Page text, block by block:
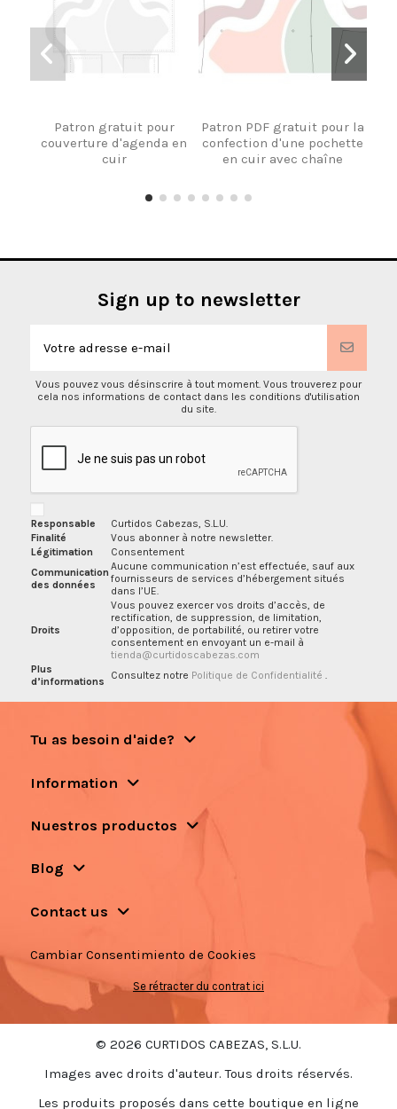
Patron gratuit pour
couverture d'agenda en
cuir
Patron PDF gratuit pour la
confection d'une pochette
en cuir avec chaîne
Sign up to newsletter
Vous pouvez vous désinscrire à tout moment. Vous trouverez pour
cela nos informations de contact dans les conditions d'utilisation
du site.
Responsable
Curtidos Cabezas, S.L.U.
Finalité
Vous abonner à notre newsletter.
Légitimation
Consentement
Communication
des données
Aucune communication n’est effectuée, sauf aux
fournisseurs de services d’hébergement situés
dans l’UE.
Droits
Vous pouvez exercer vos droits d’accès, de
rectification, de suppression, de limitation,
d’opposition, de portabilité, ou retirer votre
consentement en envoyant un e-mail à
tienda@curtidoscabezas.com
Plus
d’informations
Consultez notre Politique de Confidentialité .
Tu as besoin d'aide?
Information
Nuestros productos
Blog
Contact us
Cambiar Consentimiento de Cookies
Se rétracter du contrat ici
© 2026 CURTIDOS CABEZAS, S.L.U.
Images avec droits d'auteur. Tous droits réservés.
Les produits proposés dans cette boutique en ligne